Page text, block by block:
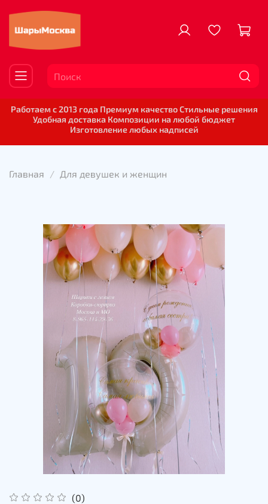
Работаем с 2013 года Премиум качество Стильные решения
Удобная доставка Композиции на любой бюджет
Изготовление любых надписей
Главная Для девушек и женщин
(0)